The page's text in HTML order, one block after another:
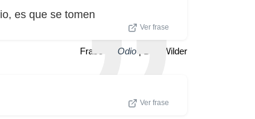
es que se tomen
Ver frase
Frase de Odio | Billy Wilder
Ver frase